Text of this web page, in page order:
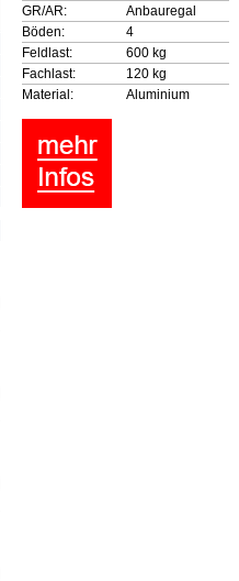
GR/AR:
Anbauregal
Böden:
4
Feldlast:
600 kg
Fachlast:
120 kg
Material:
Aluminium